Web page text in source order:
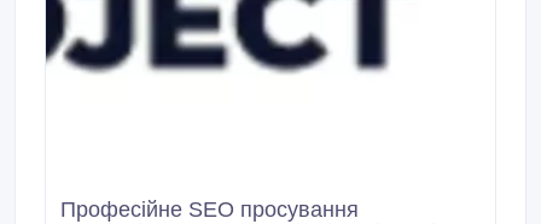
Професійне SEO просування